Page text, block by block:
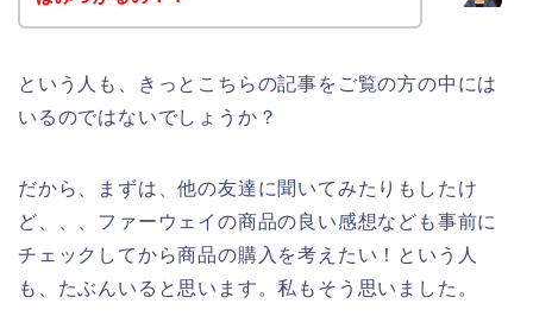
という人も、きっとこちらの記事をご覧の方の中には
いるのではないでしょうか？
だから、まずは、他の友達に聞いてみたりもしたけ
ど、、、ファーウェイの商品の良い感想なども事前に
チェックしてから商品の購入を考えたい！という人
も、たぶんいると思います。私もそう思いました。